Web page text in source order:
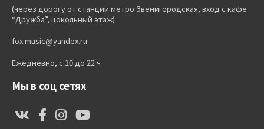
(через дорогу от станции метро Звенигородская, вход с кафе
“Дружба”, цокольный этаж)
fox.music@yandex.ru
Ежедневно, с 10 до 22 ч
Мы в соц сетях